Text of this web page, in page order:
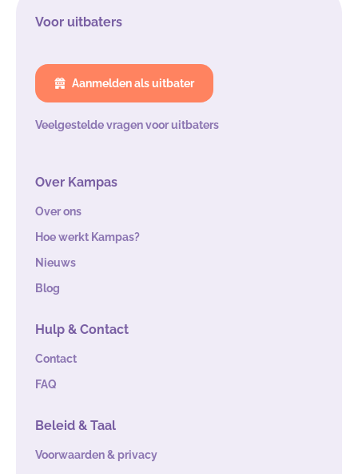
Voor uitbaters
Aanmelden als uitbater
Veelgestelde vragen voor uitbaters
Over Kampas
Over ons
Hoe werkt Kampas?
Nieuws
Blog
Hulp & Contact
Contact
FAQ
Beleid & Taal
Voorwaarden & privacy